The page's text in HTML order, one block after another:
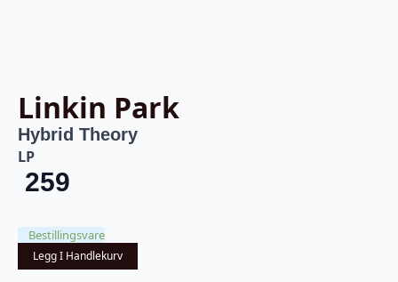
Linkin Park
Hybrid Theory
LP
259
Bestillingsvare
Legg I Handlekurv